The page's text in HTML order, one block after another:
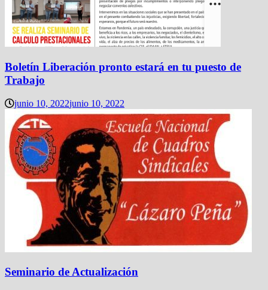
Boletín Liberación pronto estará en tu puesto de
Trabajo
junio 10, 2022junio 10, 2022
Seminario de Actualización